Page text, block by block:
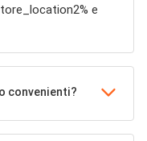
e
convenienti?